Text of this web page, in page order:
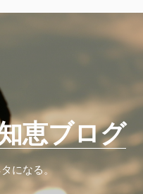
恵ブログ
になる。